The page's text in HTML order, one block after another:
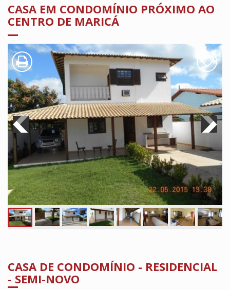
CASA EM CONDOMÍNIO PRÓXIMO AO
CENTRO DE MARICÁ
CASA DE CONDOMÍNIO - RESIDENCIAL
- SEMI-NOVO